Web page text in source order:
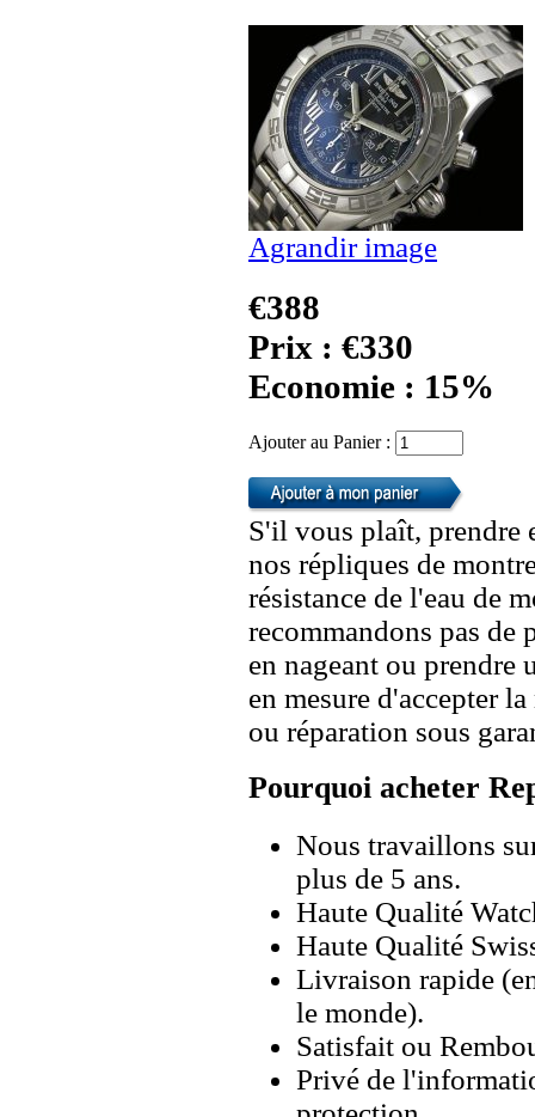
Agrandir image
€388
Prix : €330
Economie : 15%
Ajouter au Panier :
S'il vous plaît, prendre
nos répliques de
résistance de l'eau de
recommandons pas de
en nageant ou prendre
en mesure d'accepter
ou réparation sous
Pourquoi acheter
Nous travaillons
plus de 5 ans.
Haute Qualité
Haute Qualité
Livraison rapide
le monde).
Satisfait ou
Privé de